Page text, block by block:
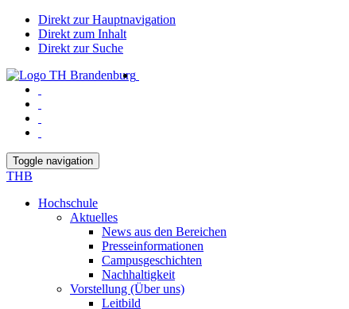
Direkt zur Hauptnavigation
Direkt zum Inhalt
Direkt zur Suche
Toggle navigation
THB
Hochschule
Aktuelles
News aus den Bereichen
Presseinformationen
Campusgeschichten
Nachhaltigkeit
Vorstellung (Über uns)
Leitbild